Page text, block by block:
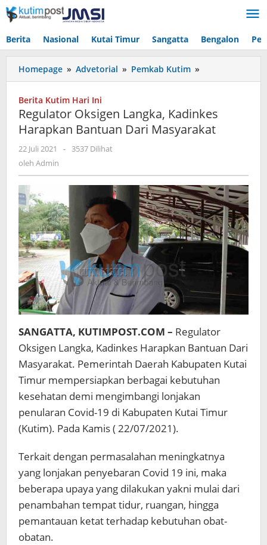
Lewati
ke
Berita Nasional Kutai Timur Sangatta Bengalon
Homepage » Advetorial » Pemkab Kutim »
Oksigen
Harapkan
Bantuan
Berita Kutim Hari Ini
Regulator Oksigen Langka, Kadinkes
Harapkan Bantuan Dari Masyarakat
22 Juli 2021
oleh
- 3537 Dilihat
oleh Admin
SANGATTA, KUTIMPOST.COM – Regulator
Oksigen Langka, Kadinkes Harapkan Bantuan Dari
Masyarakat. Pemerintah Daerah Kabupaten Kutai
Timur mempersiapkan berbagai kebutuhan
kesehatan demi mengimbangi lonjakan
penularan Covid-19 di Kabupaten Kutai Timur
(Kutim). Pada Kamis ( 22/07/2021).
Terkait dengan permasalahan meningkatnya
yang lonjakan penyebaran Covid 19 ini, maka
beberapa upaya yang dilakukan yakni mulai dari
penambahan tempat tidur, ruangan, hingga
pemantauan ketat terhadap kebutuhan obat-
obatan.